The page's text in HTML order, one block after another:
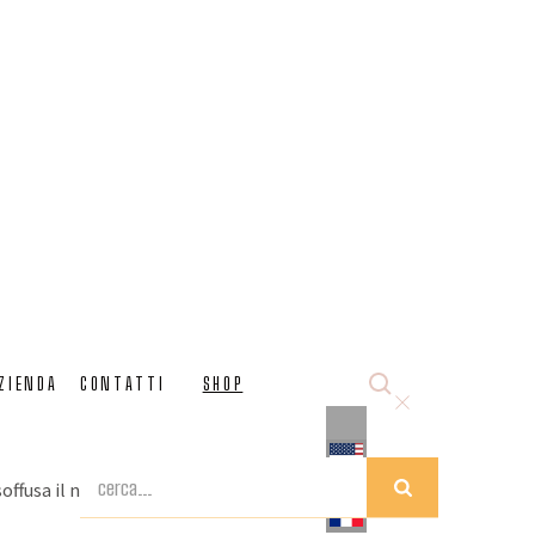
CONTATTI SHOP
in vetro cristallo/viola con macchia in pasta di vetro
di Murano. Un lampadario eclettico, fatto "su
il nuovo locale della catena di ristoranti